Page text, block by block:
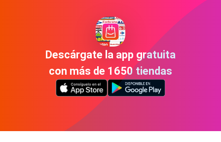
Descárgate la app gratuita
con más de 1650 tiendas